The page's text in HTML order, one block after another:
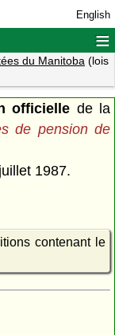
English
≡
du Manitoba (lois
officielle de la
de pension de
1987.
contenant le